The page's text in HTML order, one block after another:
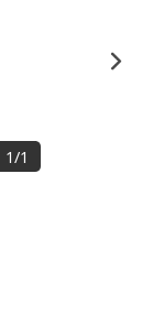
1/1